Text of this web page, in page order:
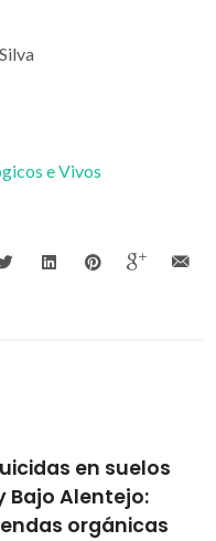
e Vivos
en suelos
Bajo Alentejo:
orgánicas